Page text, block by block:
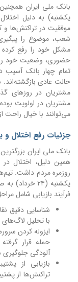
بانک ملی ایران
یکشنبه) به دلیل
موفقیت در تراکنش‌ها
شعب، موضوع را
مشکل خود را رفع کرده
حضوری، وضعیت خود را
تمام چهار بانک آسیب
حالت عادی
مشتریان در روزهای
مشتریان در اولویت
می‌توانند با خیال راحت
جزئیات رفع اختلال و
همین دلیل، اختلال در
یکشنبه (۲۴
فرآیند بازیابی شامل
شناسایی دقیق
با تحلیل
ایزوله کردن
حمله قرار
آلودگی
تراکنش‌ها از